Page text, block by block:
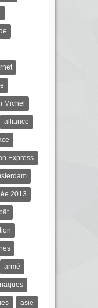
Michel
alliance
Express
2013
armé
asie